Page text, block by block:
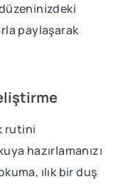
paylaşarak
rutini
hazırlamanızı
ılık bir duş